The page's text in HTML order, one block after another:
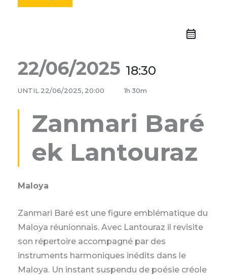
22/06/2025 18:30
UNTIL 22/06/2025, 20:00 1h 30m
Zanmari Baré
ek Lantouraz
Maloya
Zanmari Baré est une figure emblématique du
Maloya réunionnais. Avec Lantouraz il revisite
son répertoire accompagné par des
instruments harmoniques inédits dans le
Maloya. Un instant suspendu de poésie créole